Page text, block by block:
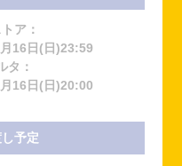
ア：
16日(日)23:59
タ：
16日(日)20:00
予定